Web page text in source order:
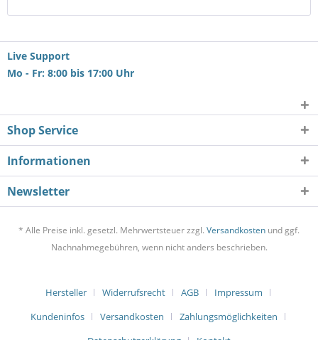
Live Support
Mo - Fr: 8:00 bis 17:00 Uhr
Shop Service
Informationen
Newsletter
* Alle Preise inkl. gesetzl. Mehrwertsteuer zzgl. Versandkosten und ggf.
Nachnahmegebühren, wenn nicht anders beschrieben.
Hersteller Widerrufsrecht AGB
Impressum
Kundeninfos
Versandkosten
Zahlungsmöglichkeiten